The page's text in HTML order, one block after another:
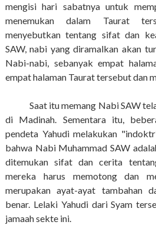
mengisi hari sabatnya untuk
menemukan dalam Taurat
menyebutkan tentang sifat dan
SAW, nabi yang diramalkan akan
Nabi-nabi, sebanyak empat
empat halaman Taurat tersebut dan
Saat itu memang Nabi SAW
di Madinah. Sementara itu,
pendeta Yahudi melakukan
bahwa Nabi Muhammad SAW
ditemukan sifat dan cerita
mereka harus memotong dan
merupakan ayat-ayat tambahan
benar. Lelaki Yahudi dari Syam
jamaah sekte ini.